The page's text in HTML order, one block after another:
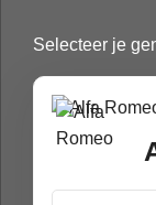
Selecteer je